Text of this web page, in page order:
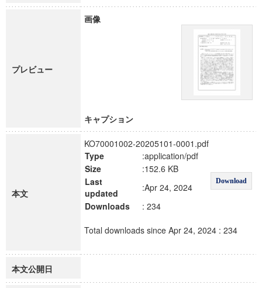
プレビュー
画像
キャプション
本文
KO70001002-20205101-0001.pdf
Type
:application/pdf
Download
Size
:152.6 KB
Last
updated
:Apr 24, 2024
Downloads
: 234
Total downloads since Apr 24, 2024 : 234
本文公開日